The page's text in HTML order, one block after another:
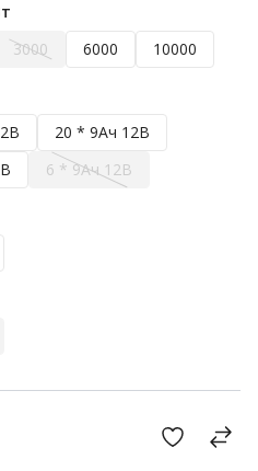
3000 6000 10000
20 * 9Ач 12В
6 * 9Ач 12В